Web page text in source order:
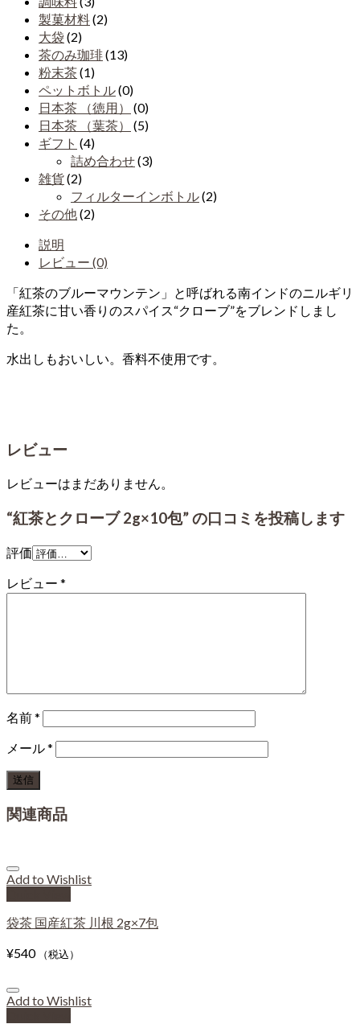
製菓材料(2)
大袋 (2)
茶のみ珈琲(13)
粉末茶(1)
ペットボトル(0)
日本茶 （徳用）
(0)
日本茶 （葉茶）
(5)
ギフト (4)
詰め合わせ(3)
雑貨(2)
フィルターインボトル(2)
その他(2)
説明
レビュー (0)
「紅茶のブルーマウンテン」と呼ばれる南インドのニルギリ
産紅茶に甘い香りのスパイス“クローブ”をブレンドしまし
た。
水出しもおいしい。香料不使用です。
レビュー
レビューはまだありません。
“紅茶とクローブ 2g×10包” の口コミを投稿します
評価
レビュー *
名前*
メール*
関連商品
Add to Wishlist
袋茶 国産紅茶 川根 2g×7包
¥540 （税込）
Add to Wishlist